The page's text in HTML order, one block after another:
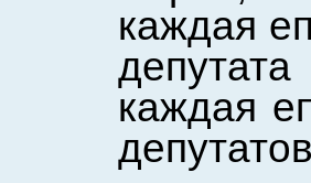
каждая
каждая